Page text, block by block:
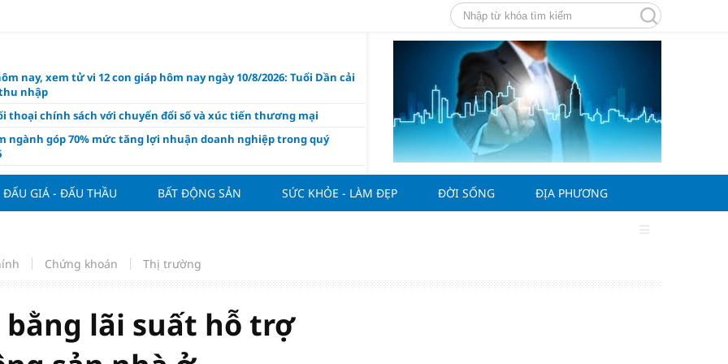
nay, xem tử vi 12 con giáp hôm nay ngày 10/8/2026: Tuổi Dần cải
nhập
thoại chính sách với chuyển đổi số và xúc tiến thương mại
ngành góp 70% mức tăng lợi nhuận doanh nghiệp trong quý
nghiệp kiến nghị gì trong dự thảo Luật Kinh doanh bất động sản
chính thức đàm phán mua Joao Palhinha từ Bayern Munich
công bố và chính thức mở màn Vòng sơ khảo Miss Galaxy Việt
Đỉnh cao nhan sắc trong kỷ nguyên số
giá quyền sử dụng đất và khách sạn tại tại số 8 - 10 Chu Văn An
dư địa phát triển mới
ĐẤU GIÁ - ĐẤU THẦU BẤT ĐỘNG SẢN SỨC KHỎE - LÀM ĐẸP ĐỜI SỐNG ĐỊA PHƯƠNG
Chứng khoán Thị trường
lãi suất hỗ trợ